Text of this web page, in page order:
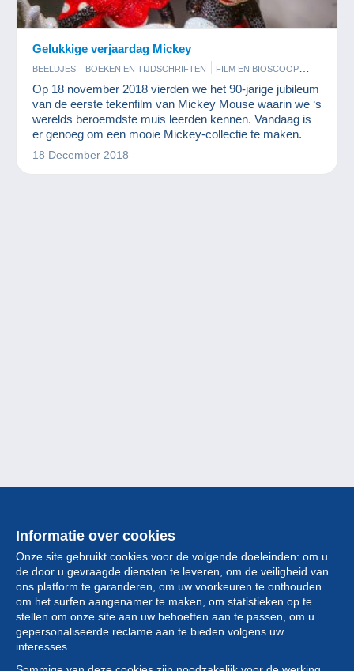
Gelukkige verjaardag Mickey
BEELDJES BOEKEN EN TIJDSCHRIFTEN
FILM EN BIOSCOOP
MUNTEN EN BANKBILJETTEN
STRIPVERHALEN
Op 18 november 2018 vierden we het 90-jarige jubileum
van de eerste tekenfilm van Mickey Mouse waarin we ‘s
werelds beroemdste muis leerden kennen. Vandaag is
er genoeg om een mooie Mickey-collectie te maken.
18 December 2018
Informatie over cookies
Onze site gebruikt cookies voor de volgende doeleinden: om u
de door u gevraagde diensten te leveren, om de veiligheid van
ons platform te garanderen, om uw voorkeuren te onthouden
om het surfen aangenamer te maken, om statistieken op te
stellen om onze site aan uw behoeften aan te passen, om u
gepersonaliseerde reclame aan te bieden volgens uw
interesses.
Collectie